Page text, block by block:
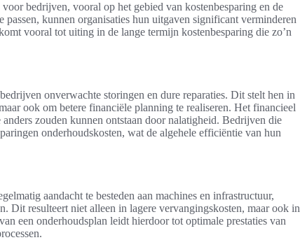
bedrijven, vooral op het gebied van kostenbesparing en de
kunnen organisaties hun uitgaven significant verminderen
vooral tot uiting in de lange termijn kostenbesparing die zo’n
onverwachte storingen en dure reparaties. Dit stelt hen in
ook om betere financiële planning te realiseren. Het financieel
zouden kunnen ontstaan door nalatigheid. Bedrijven die
onderhoudskosten, wat de algehele efficiëntie van hun
aandacht te besteden aan machines en infrastructuur,
Dit resulteert niet alleen in lagere vervangingskosten, maar ook in
een onderhoudsplan leidt hierdoor tot optimale prestaties van